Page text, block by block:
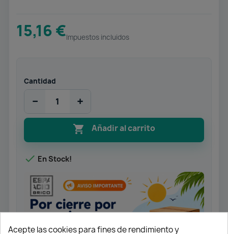
15,16 €Impuestos incluidos
Cantidad
− +
 Añadir al carrito
 En Stock!
Acepte las cookies para fines de rendimiento y